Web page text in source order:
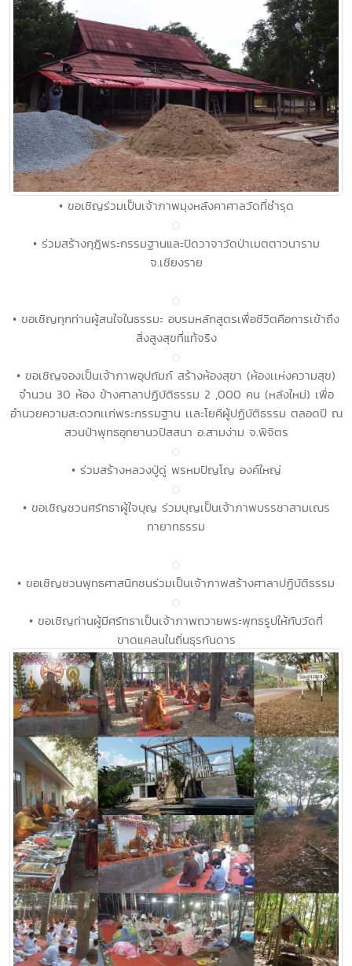
• ขอเชิญร่วมเป็นเจ้าภาพมุงหลังคาศาลวัดที่ชำรุด
• ร่วมสร้างกุฎิพระกรรมฐานและปิดวาจาวัดป่าเมตตาวนาราม
จ.เชียงราย
• ขอเชิญทุกท่านผู้สนใจในธรรมะ อบรมหลักสูตรเพื่อชีวิตคือการเข้าถึง
สิ่งสูงสุขที่แท้จริง
• ขอเชิญจองเป็นเจ้าภาพอุปถัมภ์ สร้างห้องสุขา (ห้องเเห่งความสุข)
จำนวน 30 ห้อง ข้างศาลาปฏิบัติธรรม 2 ,000 คน (หลังใหม่) เพื่อ
อำนวยความสะดวกเเก่พระกรรมฐาน เเละโยคีผู้ปฏิบัติธรรม ตลอดปี ณ
สวนป่าพุทธอุทยานวปัสสนา อ.สามง่าม จ.พิจิตร
• ร่วมสร้างหลวงปู่ดู่ พรหมปัญโญ องค์ใหญ่
• ขอเชิญชวนศรัทธาผู้ใจบุญ ร่วมบุญเป็นเจ้าภาพบรรชาสามเณร
ทายาทธรรม
• ขอเชิญชวนพุทธศาสนิกชนร่วมเป็นเจ้าภาพสร้างศาลาปฏิบัติธรรม
• ขอเชิญท่านผู้มีศรัทธาเป็นเจ้าภาพถวายพระพุทธรูปให้กับวัดที่
ขาดแคลนในถิ่นธุรกันดาร